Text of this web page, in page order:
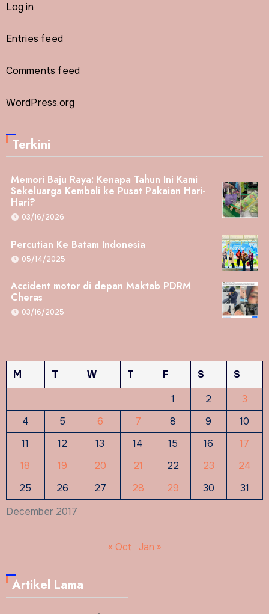
Log in
Entries feed
Comments feed
WordPress.org
Terkini
Memori Baju Raya: Kenapa Tahun Ini Kami
Sekeluarga Kembali ke Pusat Pakaian Hari-
Hari?
03/16/2026
Percutian Ke Batam Indonesia
05/14/2025
Accident motor di depan Maktab PDRM
Cheras
03/16/2025
December 2017
M T W T F S
S
1
2
3
4
5 6 7 8 9
10
11
12 13 14 15 16
17
18
19 20 21 22 23
24
25
26 27 28 29 30 31
« Oct Jan »
Artikel Lama